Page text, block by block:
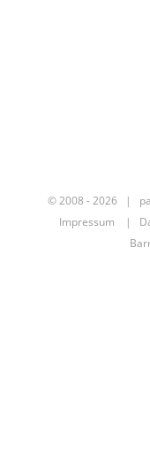
© 2008 -2026 |
Impressum |